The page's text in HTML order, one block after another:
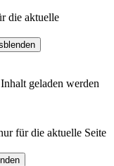
die aktuelle
geladen werden
für die aktuelle Seite